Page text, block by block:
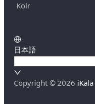
Kolr
日本語
Copyright © 2026 iKala